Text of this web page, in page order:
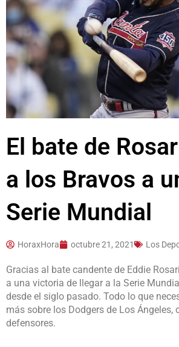
El bate de
a los Bravos a
Serie Mundial
HoraxHora octubre 21, 2021 Los
Gracias al bate candente de Eddie
a una victoria de llegar a la Serie
desde el siglo pasado. Todo lo que
más sobre los Dodgers de Los Ángeles,
defensores.